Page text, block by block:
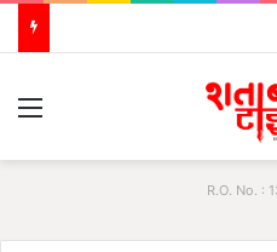
R.O. No. :